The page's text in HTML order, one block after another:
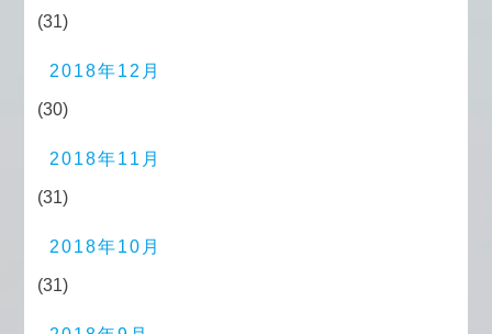
(31)
2018年12月
(30)
2018年11月
(31)
2018年10月
(31)